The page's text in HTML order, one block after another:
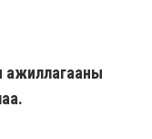
ажиллагааны